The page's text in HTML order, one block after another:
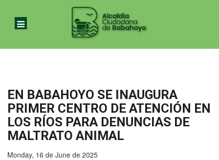
EN BABAHOYO SE INAUGURA
PRIMER CENTRO DE ATENCIÓN EN
LOS RÍOS PARA DENUNCIAS DE
MALTRATO ANIMAL
Monday, 16 de June de 2025